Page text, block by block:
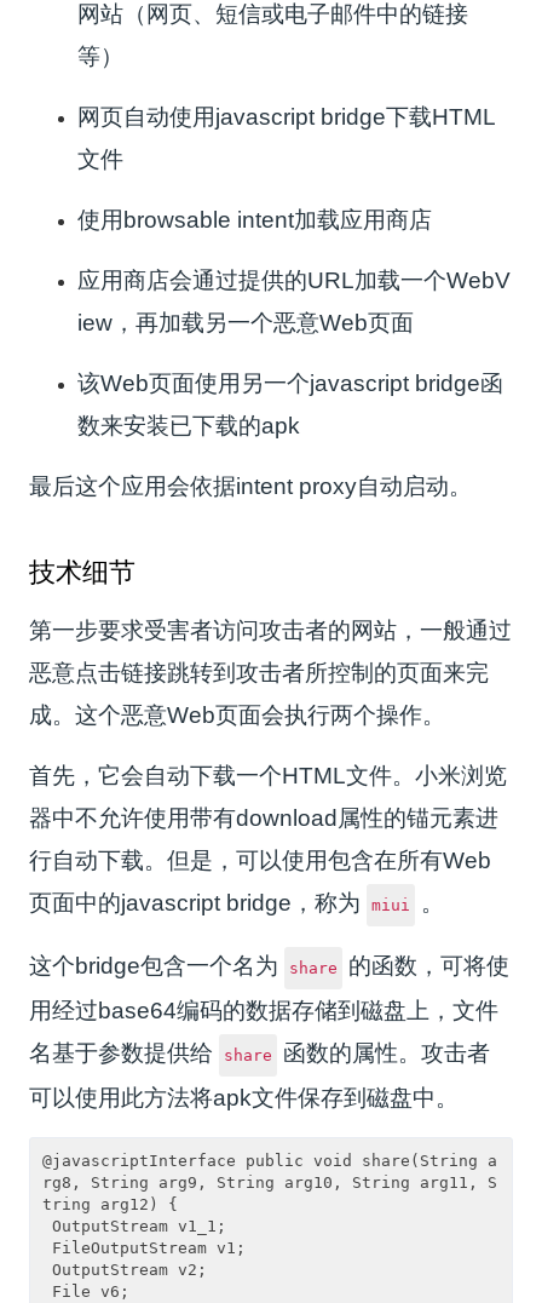
网站（网页、短信或电子邮件中的链接
等）
网页自动使用javascript bridge下载HTML
文件
使用browsable intent加载应用商店
应用商店会通过提供的URL加载一个WebV
iew，再加载另一个恶意Web页面
该Web页面使用另一个javascript bridge函
数来安装已下载的apk
最后这个应用会依据intent proxy自动启动。
技术细节
第一步要求受害者访问攻击者的网站，一般通过
恶意点击链接跳转到攻击者所控制的页面来完
成。这个恶意Web页面会执行两个操作。
首先，它会自动下载一个HTML文件。小米浏览
器中不允许使用带有download属性的锚元素进
行自动下载。但是，可以使用包含在所有Web
页面中的javascript bridge，称为
miui 。
这个bridge包含一个名为 share
的函数，可将使
用经过base64编码的数据存储到磁盘上，文件
名基于参数提供给
share
函数的属性。攻击者
可以使用此方法将apk文件保存到磁盘中。
@javascriptInterface public void share(String a
rg8, String arg9, String arg10, String arg11, S
tring arg12) {
OutputStream v1_1;
FileOutputStream v1;
OutputStream v2;
File v6;